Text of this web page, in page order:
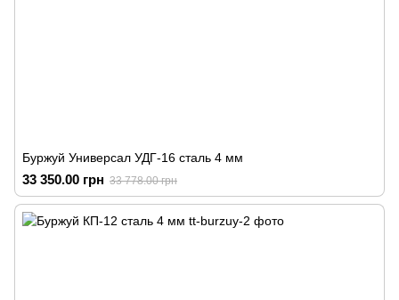
Буржуй Универсал УДГ-16 сталь 4 мм
33 350.00 грн 33 778.00 грн